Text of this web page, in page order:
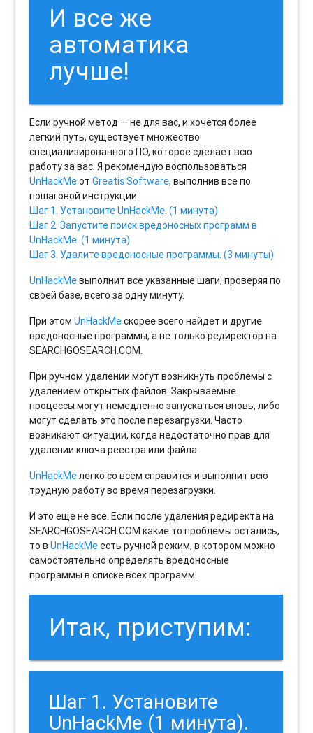
И все же
автоматика
лучше!
Если ручной метод — не для вас, и хочется более
легкий путь, существует множество
специализированного ПО, которое сделает всю
работу за вас. Я рекомендую воспользоваться
UnHackMeотGreatis Software, выполнив все по
пошаговой инструкции.
Шаг 1. Установите UnHackMe. (1 минута)
Шаг 2. Запустите поиск вредоносных программ в
UnHackMe. (1 минута)
Шаг 3. Удалите вредоносные программы. (3 минуты)
UnHackMeвыполнит все указанные шаги, проверяя по
своей базе, всего за одну минуту.
При этомUnHackMeскорее всего найдет и другие
вредоносные программы, а не только редиректор на
SEARCHGOSEARCH.COM.
При ручном удалении могут возникнуть проблемы с
удалением открытых файлов. Закрываемые
процессы могут немедленно запускаться вновь, либо
могут сделать это после перезагрузки. Часто
возникают ситуации, когда недостаточно прав для
удалении ключа реестра или файла.
UnHackMeлегко со всем справится и выполнит всю
трудную работу во время перезагрузки.
И это еще не все. Если после удаления редиректа на
SEARCHGOSEARCH.COM какие то проблемы остались,
то вUnHackMeесть ручной режим, в котором можно
самостоятельно определять вредоносные
программы в списке всех программ.
Итак, приступим:
Шаг 1. Установите
UnHackMe (1 минута).